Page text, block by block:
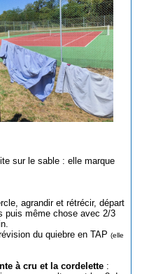
sur le sable : elle marque
agrandir et rétrécir, départ
puis même chose avec 2/3
du quiebre en TAP (elle
à cru et la cordelette :